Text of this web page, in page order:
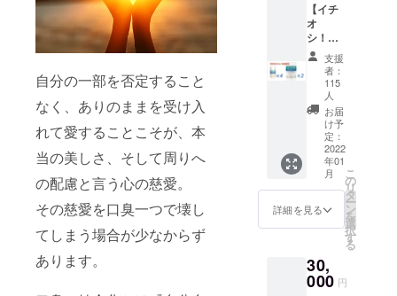
自分の一部を否定すること
なく、ありのままを受け入
れて愛することこそが、本
当の美しさ、そして周りへ
の配慮と言う心の慈愛。
その慈愛を口臭一つで壊し
てしまう場合が少なからず
あります。
【イチ
オ
シ！】
【数量
限定】
クレン
ズブレ
ス 30粒
入りボ
トル 4
個セッ
ト＋ ク
レンズ
ブレス
10粒入
ト 通常
価格か
支援
者：
115
人
お届
け予
定：
2022
年01
月
詳細を見る
こ
の
リ
タ
ー
ン
を
選
択
す
る
30,
000 円